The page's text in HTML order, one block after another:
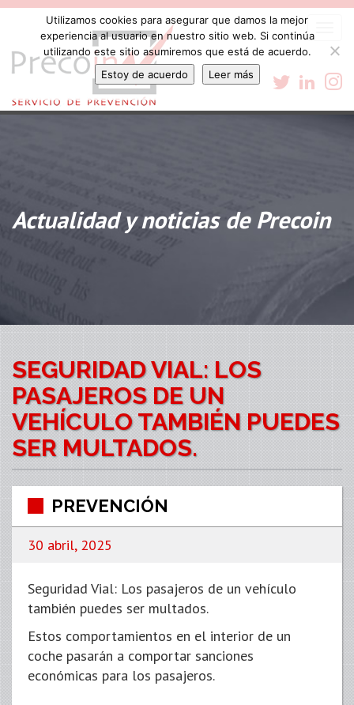
Actualidad y noticias de Precoin
SEGURIDAD VIAL: LOS
PASAJEROS DE UN
VEHÍCULO TAMBIÉN PUEDES
SER MULTADOS.
PREVENCIÓN
30 abril, 2025
Seguridad Vial: Los pasajeros de un vehículo
también puedes ser multados.
Estos comportamientos en el interior de un
coche pasarán a comportar sanciones
económicas para los pasajeros.
Utilizamos cookies para asegurar que damos la mejor
experiencia al usuario en nuestro sitio web. Si continúa
utilizando este sitio asumiremos que está de acuerdo.
Estoy de acuerdo
Leer más